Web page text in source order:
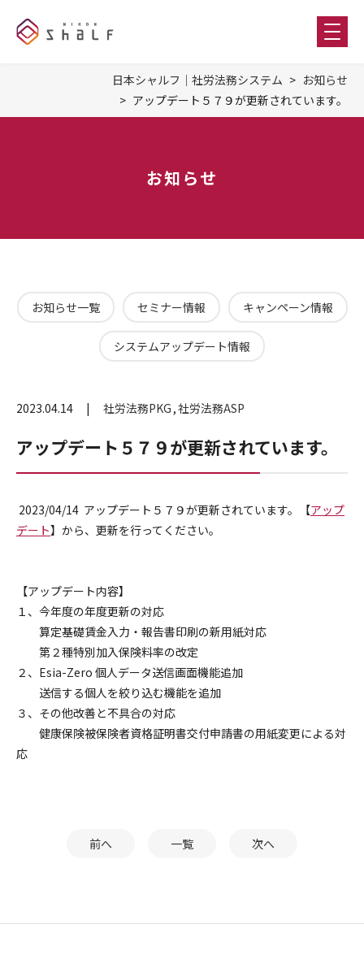
日本シャルフ｜社労法務システム
お知らせ
アップデート５７９が更新されています。
お知らせ
お知らせ一覧 セミナー情報 キャンペーン情報
システムアップデート情報
2023.04.14 社労法務PKG 社労法務ASP
アップデート５７９が更新されています。
2023/04/14 アップデート５７９が更新されています。【アップ
デート】から、更新を行ってください。
【アップデート内容】
１、今年度の年度更新の対応
算定基礎賃金入力・報告書印刷の新用紙対応
第２種特別加入保険料率の改定
２、Esia-Zero 個人データ送信画面機能追加
送信する個人を絞り込む機能を追加
３、その他改善と不具合の対応
健康保険被保険者資格証明書交付申請書の用紙変更による対
応
前へ 一覧 次へ